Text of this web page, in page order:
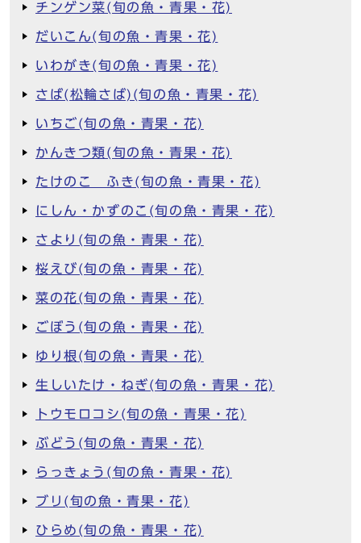
チンゲン菜(旬の魚・青果・花)
だいこん(旬の魚・青果・花)
いわがき(旬の魚・青果・花)
さば(松輪さば)(旬の魚・青果・花)
いちご(旬の魚・青果・花)
かんきつ類(旬の魚・青果・花)
たけのこ ふき(旬の魚・青果・花)
にしん・かずのこ(旬の魚・青果・花)
さより(旬の魚・青果・花)
桜えび(旬の魚・青果・花)
菜の花(旬の魚・青果・花)
ごぼう(旬の魚・青果・花)
ゆり根(旬の魚・青果・花)
生しいたけ・ねぎ(旬の魚・青果・花)
トウモロコシ(旬の魚・青果・花)
ぶどう(旬の魚・青果・花)
らっきょう(旬の魚・青果・花)
ブリ(旬の魚・青果・花)
ひらめ(旬の魚・青果・花)